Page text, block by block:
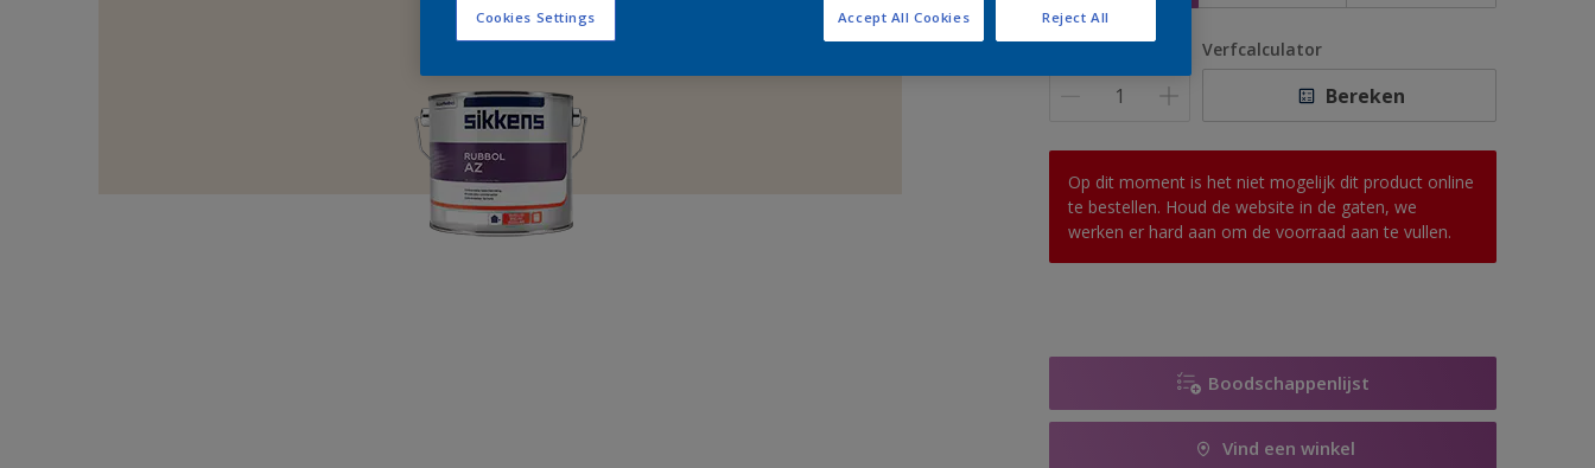
Aantal Verfcalculator
Bereken
Op dit moment is het niet mogelijk dit product online
te bestellen. Houd de website in de gaten, we
werken er hard aan om de voorraad aan te vullen.
Boodschappenlijst
Vind een winkel
Cookies Settings Reject All
Accept All Cookies